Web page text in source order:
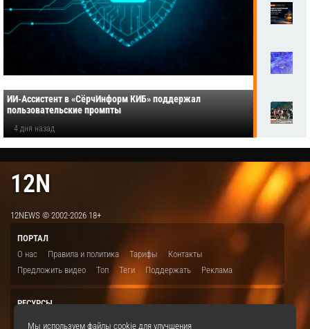
ИИ-Ассистент в «СёрчИнформ КИБ» поддержал
пользовательские промпты
4 дня назад
12N
12NEWS © 2002-2026 18+
ПОРТАЛ
О нас
Правила и политика Тарифы
Контакты
Предложить видео
Топ Теги Поддержать Реклама
РЕСУРСЫ
Мы используем файлы cookie для улучшения